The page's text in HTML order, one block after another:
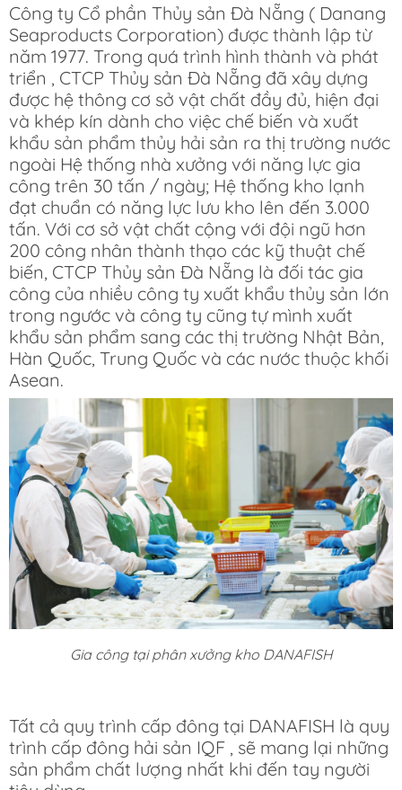
Công ty Cổ phần Thủy sản Đà Nẵng ( Danang
Seaproducts Corporation) được thành lập từ
năm 1977. Trong quá trình hình thành và phát
triển , CTCP Thủy sản Đà Nẵng đã xây dựng
được hệ thông cơ sở vật chất đầy đủ, hiện đại
và khép kín dành cho việc chế biến và xuất
khẩu sản phẩm thủy hải sản ra thị trường nước
ngoài Hệ thống nhà xưởng với năng lực gia
công trên 30 tấn / ngày; Hệ thống kho lạnh
đạt chuẩn có năng lực lưu kho lên đến 3.000
tấn. Với cơ sở vật chất cộng với đội ngũ hơn
200 công nhân thành thạo các kỹ thuật chế
biến, CTCP Thủy sản Đà Nẵng là đối tác gia
công của nhiều công ty xuất khẩu thủy sản lớn
trong ngước và công ty cũng tự mình xuất
khẩu sản phẩm sang các thị trường Nhật Bản,
Hàn Quốc, Trung Quốc và các nước thuộc khối
Asean.
Gia công tại phân xưởng kho DANAFISH
Tất cả quy trình cấp đông tại DANAFISH là quy
trình cấp đông hải sản IQF , sẽ mang lại những
sản phẩm chất lượng nhất khi đến tay người